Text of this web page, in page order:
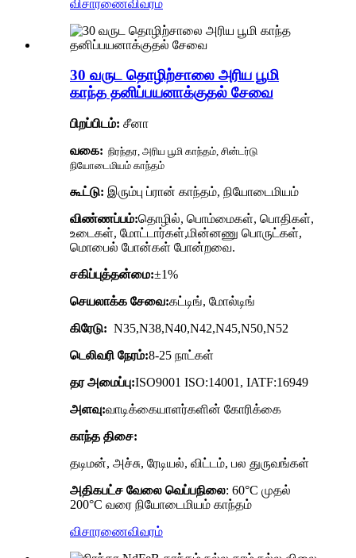
விசாரணைவிவரம்
30 வருட தொழிற்சாலை அரிய பூமி
காந்த தனிப்பயனாக்குதல் சேவை
பிறப்பிடம்: சீனா
வகை: நிரந்தர, அரிய பூமி காந்தம், சின்டர்டு
நியோடைமியம் காந்தம்
கூட்டு: இரும்பு ப்ரான் காந்தம், நியோடைமியம்
விண்ணப்பம்:தொழில், பொம்மைகள், பொதிகள்,
உடைகள், மோட்டார்கள்,மின்னணு பொருட்கள்,
மொபைல் போன்கள் போன்றவை.
சகிப்புத்தன்மை:±1%
செயலாக்க சேவை:கட்டிங், மோல்டிங்
கிரேடு: N35,N38,N40,N42,N45,N50,N52
டெலிவரி நேரம்:8-25 நாட்கள்
தர அமைப்பு:ISO9001 ISO:14001, IATF:16949
அளவு:வாடிக்கையாளர்களின் கோரிக்கை
காந்த திசை:
தடிமன், அச்சு, ரேடியல், விட்டம், பல துருவங்கள்
அதிகபட்ச வேலை வெப்பநிலை: 60°C முதல்
200°C வரை நியோடைமியம் காந்தம்
விசாரணைவிவரம்